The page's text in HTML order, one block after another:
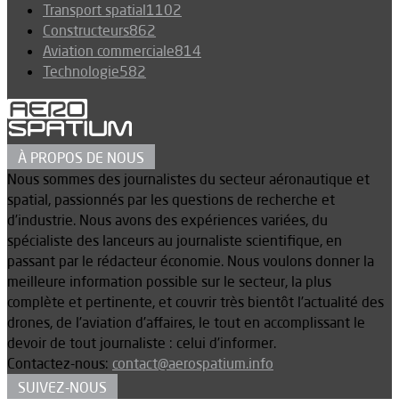
Transport spatial1102
Constructeurs862
Aviation commerciale814
Technologie582
À PROPOS DE NOUS
Nous sommes des journalistes du secteur aéronautique et
spatial, passionnés par les questions de recherche et
d’industrie. Nous avons des expériences variées, du
spécialiste des lanceurs au journaliste scientifique, en
passant par le rédacteur économie. Nous voulons donner la
meilleure information possible sur le secteur, la plus
complète et pertinente, et couvrir très bientôt l’actualité des
drones, de l’aviation d’affaires, le tout en accomplissant le
devoir de tout journaliste : celui d’informer.
Contactez-nous: contact@aerospatium.info
SUIVEZ-NOUS